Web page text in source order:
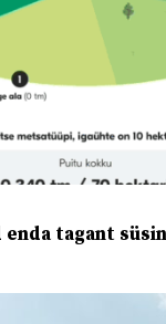
enda tagant